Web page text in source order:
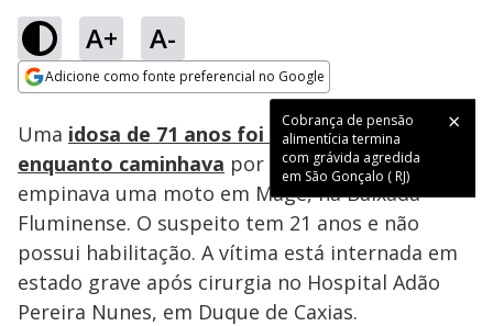
A+ A-
Adicione como fonte preferencial no Google
Cobrança de pensão
alimentícia termina
com grávida agredida
em São Gonçalo ( RJ)
Ativar
Loaded
30.86%
Uma idosa de 71 anos foi atropelada
enquanto caminhava por um homem que
empinava uma moto em Magé, na Baixada
Fluminense. O suspeito tem 21 anos e não
possui habilitação. A vítima está internada em
estado grave após cirurgia no Hospital Adão
Pereira Nunes, em Duque de Caxias.